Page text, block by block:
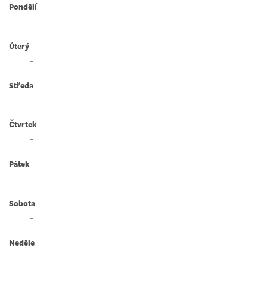
Pondělí
–
Úterý
–
Středa
–
Čtvrtek
–
Pátek
–
Sobota
–
Neděle
–